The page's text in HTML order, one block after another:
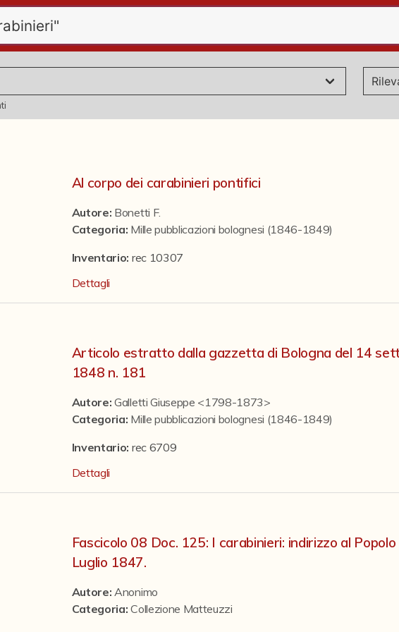
Al corpo dei carabinieri pontifici
Autore: Bonetti F.
Categoria: Mille pubblicazioni bolognesi (1846-1849)
Inventario: rec 10307
Dettagli
Articolo estratto dalla gazzetta di Bologna del 14
1848 n. 181
Autore:Galletti Giuseppe <1798-1873>
Categoria: Mille pubblicazioni bolognesi (1846-1849)
Inventario: rec 6709
Dettagli
Fascicolo 08 Doc. 125: I carabinieri: indirizzo al Popolo
Luglio 1847.
Autore:Anonimo
Categoria:Collezione Matteuzzi